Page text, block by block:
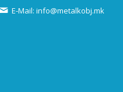
E-Mail: info@metalkobj.mk